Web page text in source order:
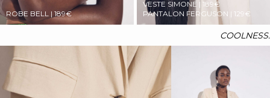
ROBE BELL | 189€
VESTE SIMONE | 189€
PANTALON FERGUSON | 129€
COOLNESS.